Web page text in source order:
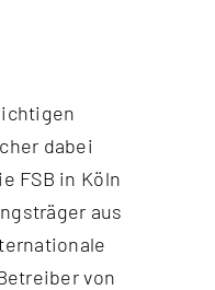
dabei
FSB in Köln
aus
von